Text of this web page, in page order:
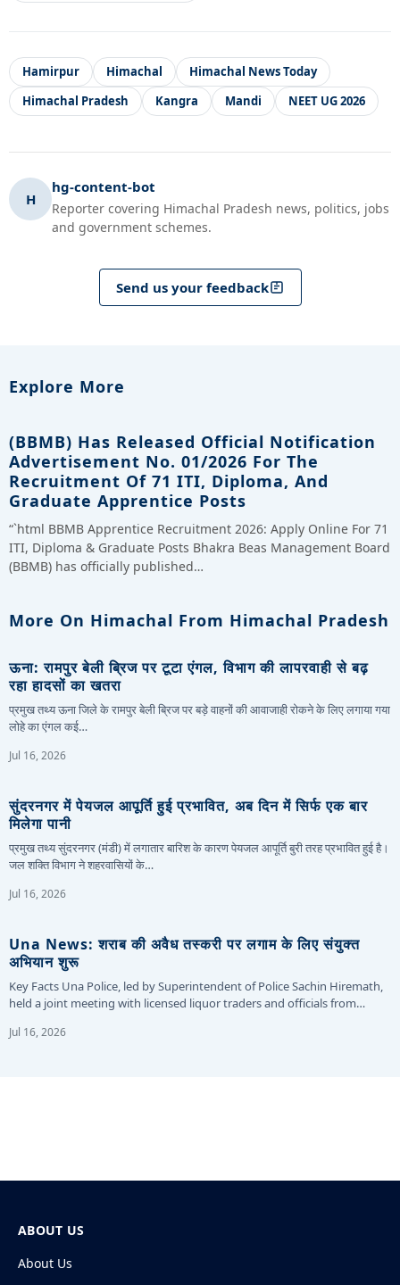
Hamirpur Himachal
Himachal News Today
Himachal Pradesh
Kangra Mandi NEET UG 2026
H
hg-content-bot
Reporter covering Himachal Pradesh news, politics, jobs
and government schemes.
Send us your feedback
Explore More
(BBMB) Has Released Official Notification
Advertisement No. 01/2026 For The
Recruitment Of 71 ITI, Diploma, And
Graduate Apprentice Posts
“`html BBMB Apprentice Recruitment 2026: Apply Online For 71
ITI, Diploma & Graduate Posts Bhakra Beas Management Board
(BBMB) has officially published…
More On Himachal From Himachal Pradesh
ऊना: रामपुर बेली ब्रिज पर टूटा एंगल, विभाग की लापरवाही से बढ़
रहा हादसों का खतरा
प्रमुख तथ्य ऊना जिले के रामपुर बेली ब्रिज पर बड़े वाहनों की आवाजाही रोकने के लिए लगाया गया
लोहे का एंगल कई…
Jul 16, 2026
सुंदरनगर में पेयजल आपूर्ति हुई प्रभावित, अब दिन में सिर्फ एक बार
मिलेगा पानी
प्रमुख तथ्य सुंदरनगर (मंडी) में लगातार बारिश के कारण पेयजल आपूर्ति बुरी तरह प्रभावित हुई है।
जल शक्ति विभाग ने शहरवासियों के…
Jul 16, 2026
Una News: शराब की अवैध तस्करी पर लगाम के लिए संयुक्त
अभियान शुरू
Key Facts Una Police, led by Superintendent of Police Sachin Hiremath,
held a joint meeting with licensed liquor traders and officials from…
Jul 16, 2026
ABOUT US
About Us